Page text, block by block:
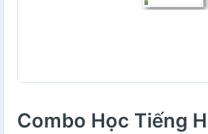
Combo Học Tiếng